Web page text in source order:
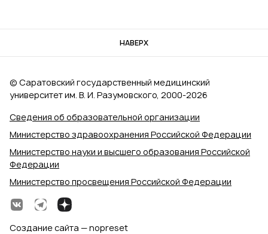
НАВЕРХ
Сведения об образовательной организации
Министерство здравоохранения Российской Федерации
Министерство науки и высшего образования Российской
Федерации
Министерство просвещения Российской Федерации
© Саратовский государственный медицинский
университет им. В. И. Разумовского, 2000‑2026
Создание сайта — nopreset